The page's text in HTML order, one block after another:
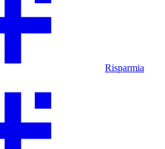
Risparmia